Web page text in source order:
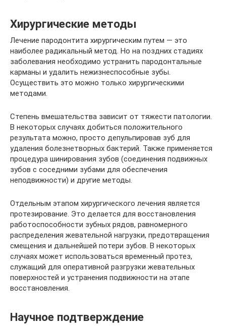
Хирургические методы
Лечение пародонтита хирургическим путем — это
наиболее радикальный метод. Но на поздних стадиях
заболевания необходимо устранить пародонтальные
карманы и удалить нежизнеспособные зубы.
Осуществить это можно только хирургическими
методами.
Степень вмешательства зависит от тяжести патологии.
В некоторых случаях добиться положительного
результата можно, просто депульпировав зуб для
удаления болезнетворных бактерий. Также применяется
процедура шинирования зубов (соединения подвижных
зубов с соседними зубами для обеспечения
неподвижности) и другие методы.
Отдельным этапом хирургического лечения является
протезирование. Это делается для восстановления
работоспособности зубных рядов, равномерного
распределения жевательной нагрузки, предотвращения
смещения и дальнейшей потери зубов. В некоторых
случаях может использоваться временный протез,
служащий для оперативной разгрузки жевательных
поверхностей и устранения подвижности на этапе
восстановления.
Научное подтверждение